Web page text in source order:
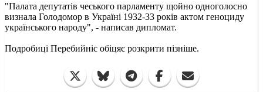
"Палата депутатів чеського парламенту щойно одноголосно
визнала Голодомор в Україні 1932-33 років актом геноциду
українського народу", - написав дипломат.
Подробиці Перебийніс обіцяє розкрити пізніше.